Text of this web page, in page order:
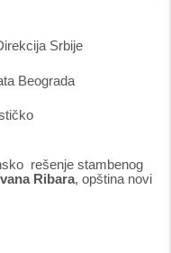
Srbije
Beograda
rešenje stambenog
Ribara, opština novi